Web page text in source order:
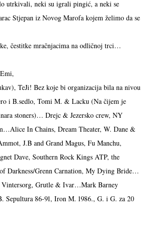
utrkivali, neki su igrali pingić, a neki se
Stjepan iz Novog Marofa kojem želimo da se
čestitke mračnjacima na odličnoj trci…
TeJi! Bez koje bi organizacija bila na nivou
i B.sedlo, Tomi M. & Lacku (Na čijem je
stoners)… Drejc & Jezersko crew, NY
In Chains, Dream Theater, W. Dane &
J.B and Grand Magus, Fu Manchu,
Dave, Southern Rock Kings ATP, the
Darkness/Grenn Carnation, My Dying Bride…
Vintersorg, Grutle & Ivar…Mark Barney
Sepultura 86-91, Iron M. 1986., G. i G. za 20